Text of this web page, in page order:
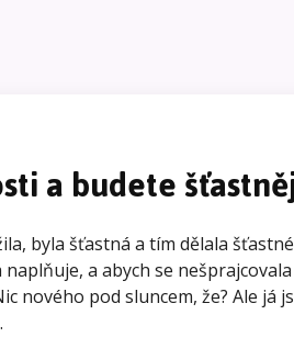
a budete
byla šťastná a tím dělala
naplňuje, a abych se
nového pod sluncem, že? Ale já